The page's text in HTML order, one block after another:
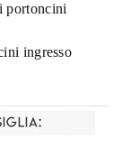
portoncini
ingresso